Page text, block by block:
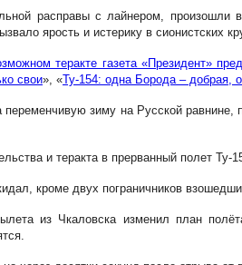
расправы с лайнером,
ярость и истерику в сионистских
теракте газета «Президент»
свои», «Ту-154: одна Борода – добрая,
зиму на Русской
и теракта в прерванный полет
кроме двух пограничников
из Чкаловска изменил план